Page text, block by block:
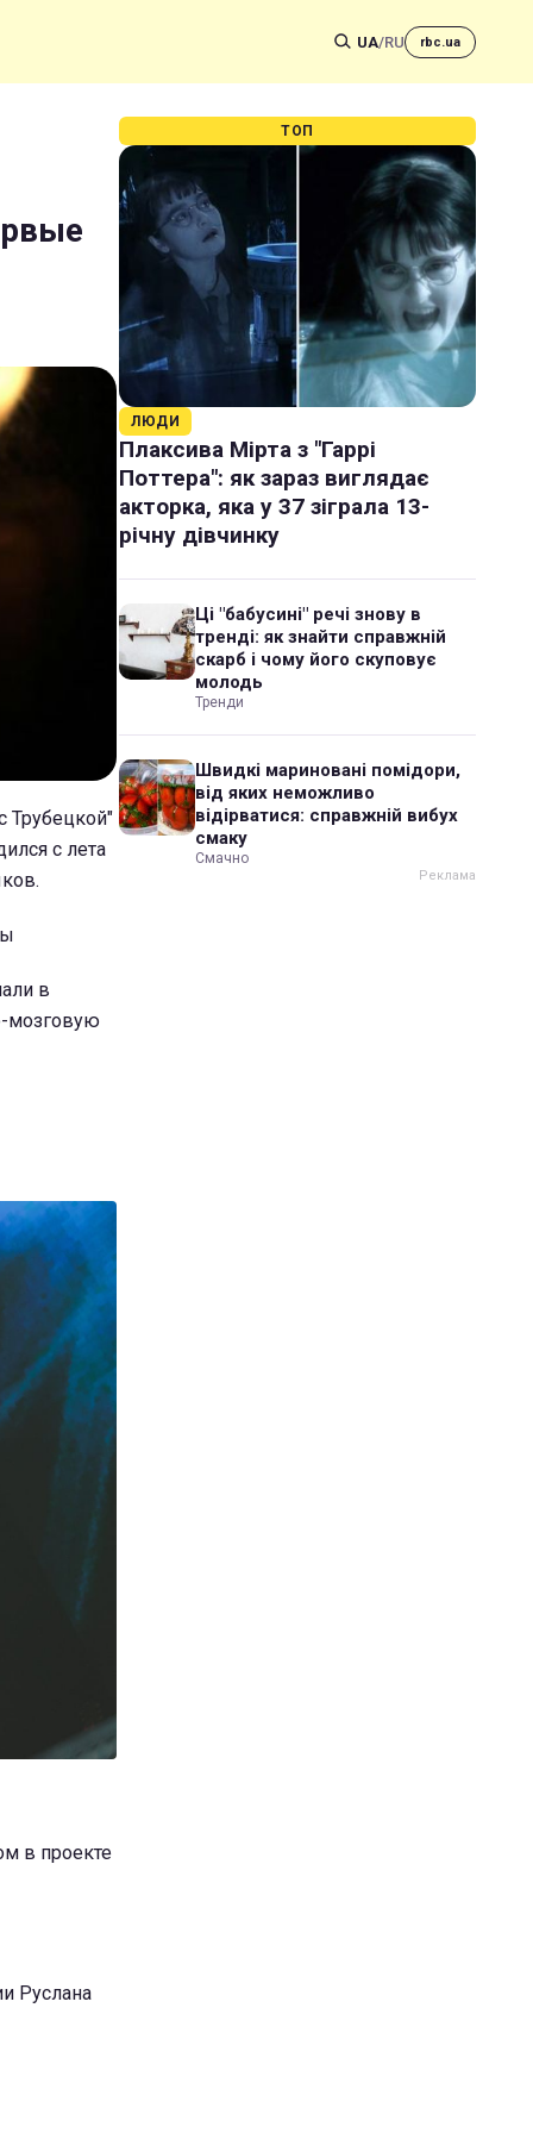
UA/RU rbc.ua
Трубецкой"
с лета
в
мозговую
в проекте
Руслана
ТОП
ЛЮДИ
Плаксива Мірта з "Гаррі
Поттера": як зараз виглядає
акторка, яка у 37 зіграла 13-
річну дівчинку
Ці "бабусині" речі знову в
тренді: як знайти справжній
скарб і чому його скуповує
молодь
Тренди
Швидкі мариновані помідори,
від яких неможливо
відірватися: справжній вибух
смаку
Смачно